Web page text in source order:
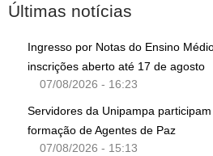
Últimas notícias
Ingresso por Notas do Ensino
inscrições aberto até 17 de agosto
07/08/2026 - 16:23
Servidores da Unipampa
formação de Agentes de Paz
07/08/2026 - 15:13